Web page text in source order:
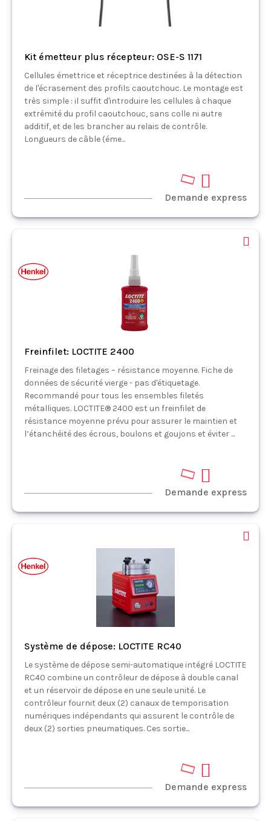
Kit émetteur plus récepteur: OSE-S 1171
Cellules émettrice et réceptrice destinées à la détection
de l'écrasement des profils caoutchouc. Le montage est
très simple : il suffit d'introduire les cellules à chaque
extrémité du profil caoutchouc, sans colle ni autre
additif, et de les brancher au relais de contrôle.
Longueurs de câble (éme...
Demande express
Freinfilet: LOCTITE 2400
Freinage des filetages – résistance moyenne. Fiche de
données de sécurité vierge - pas d'étiquetage.
Recommandé pour tous les ensembles filetés
métalliques. LOCTITE® 2400 est un freinfilet de
résistance moyenne prévu pour assurer le maintien et
l’étanchéité des écrous, boulons et goujons et éviter ...
Demande express
Système de dépose: LOCTITE RC40
Le système de dépose semi-automatique intégré LOCTITE
RC40 combine un contrôleur de dépose à double canal
et un réservoir de dépose en une seule unité. Le
contrôleur fournit deux (2) canaux de temporisation
numériques indépendants qui assurent le contrôle de
deux (2) sorties pneumatiques. Ces sortie...
Demande express